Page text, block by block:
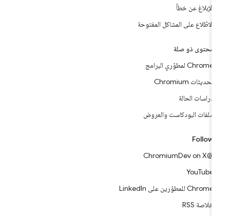
الإبلاغ عن خطأ
الاطّلاع على المشاكل المفتوحة
محتوى ذو صلة
Chrome لمطوّري البرامج
تحديثات Chromium
دراسات الحالة
ملفات البودكاست والعروض
Follow
YouTube
Chrome للمطوّرين على LinkedIn
خلاصة RSS